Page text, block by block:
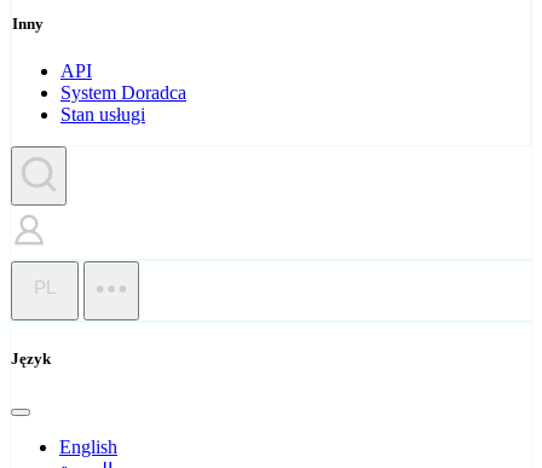
Inny
API
System Doradca
Stan usługi
PL
Język
English